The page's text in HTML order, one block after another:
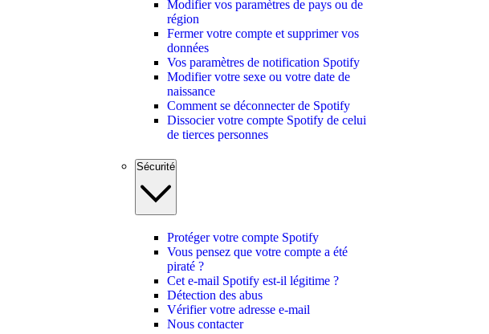
Modifier vos paramètres de pays ou de
région
Fermer votre compte et supprimer vos
données
Vos paramètres de notification Spotify
Modifier votre sexe ou votre date de
naissance
Comment se déconnecter de Spotify
Dissocier votre compte Spotify de celui
de tierces personnes
Sécurité
Protéger votre compte Spotify
Vous pensez que votre compte a été
piraté ?
Cet e-mail Spotify est-il légitime ?
Détection des abus
Vérifier votre adresse e-mail
Nous contacter